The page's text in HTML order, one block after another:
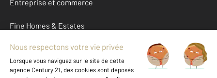
Entreprise et commerce
Fine Homes & Estates
À propos
International